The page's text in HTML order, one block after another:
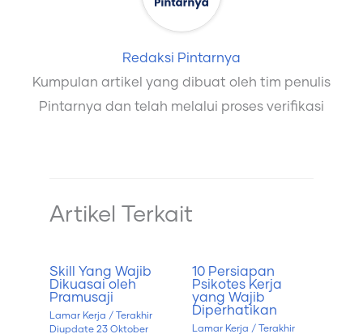
Redaksi Pintarnya
Kumpulan artikel yang dibuat oleh tim penulis
Pintarnya dan telah melalui proses verifikasi
Artikel Terkait
Skill Yang Wajib
Dikuasai oleh
Pramusaji
Lamar Kerja / Terakhir
Diupdate 23 Oktober
10 Persiapan
Psikotes Kerja
yang Wajib
Diperhatikan
Lamar Kerja / Terakhir